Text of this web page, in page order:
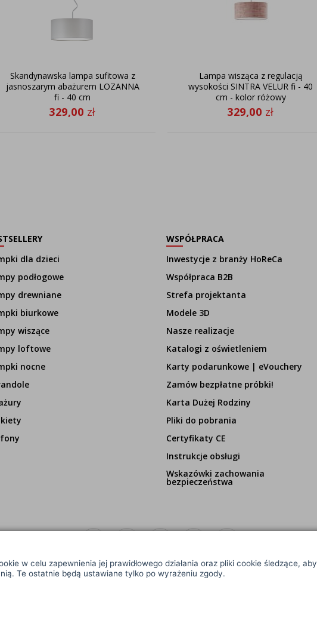
w celu zapewnienia jej prawidłowego działania oraz pliki cookie śledzące, aby
Te ostatnie będą ustawiane tylko po wyrażeniu zgody.
Skandynawska lampa sufitowa z
jasnoszarym abażurem LOZANNA
fi - 40 cm
329,00 zł
Lampa wisząca z regulacją
wysokości SINTRA VELUR fi - 40
cm - kolor różowy
329,00 zł
dla dzieci
podłogowe
drewniane
biurkowe
wiszące
loftowe
nocne
WSPÓŁPRACA
Inwestycje z branży HoReCa
Współpraca B2B
Strefa projektanta
Modele 3D
Nasze realizacje
Katalogi z oświetleniem
Karty podarunkowe | eVouchery
Zamów bezpłatne próbki!
Karta Dużej Rodziny
Pliki do pobrania
Certyfikaty CE
Instrukcje obsługi
Wskazówki zachowania
bezpieczeństwa